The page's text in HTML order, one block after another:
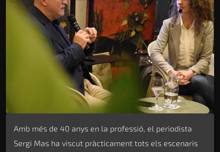
Amb més de 40 anys en la professió, el periodista
Sergi Mas ha viscut pràcticament tots els escenaris